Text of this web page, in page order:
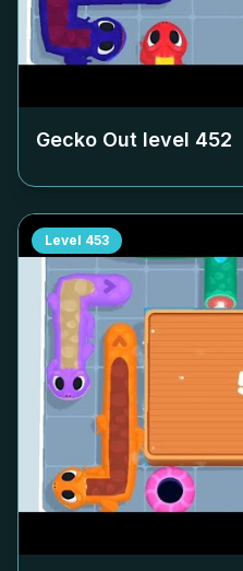
Gecko Out level 452
Level 453